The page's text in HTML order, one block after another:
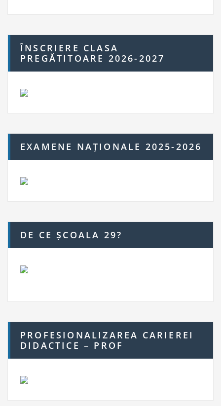
ÎNSCRIERE CLASA
PREGĂTITOARE 2026-2027
EXAMENE NAȚIONALE 2025-2026
DE CE ȘCOALA 29?
PROFESIONALIZAREA CARIEREI
DIDACTICE – PROF